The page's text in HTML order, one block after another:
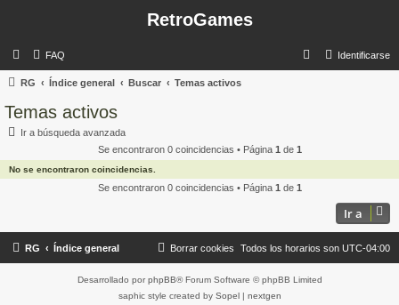
RetroGames
FAQ Identificarse
r
RG Índice general Buscar Temas activos
Temas activos
Ir a búsqueda avanzada
Se encontraron 0 coincidencias • Página 1 de 1
No se encontraron coincidencias.
Se encontraron 0 coincidencias • Página 1 de 1
Ir a
RG Índice general Todos los horarios son UTC-04:00
Borrar cookies
Desarrollado por phpBB® Forum Software © phpBB Limited
saphic style created by Sopel| nextgen